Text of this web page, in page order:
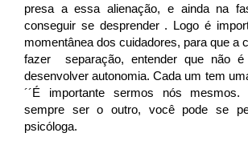
presa a essa alienação, e ainda na
conseguir se desprender . Logo é
momentânea dos cuidadores, para que a
fazer separação, entender que não
desenvolver autonomia. Cada um tem
´´É importante sermos nós
sempre ser o outro, você pode se
psicóloga.